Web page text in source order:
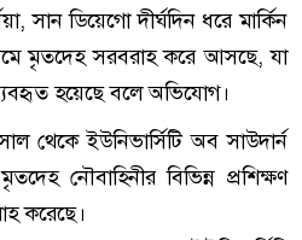
সান ডিয়েগো দীর্ঘদিন ধরে মার্কিন
মৃতদেহ সরবরাহ করে আসছে, যা
হয়েছে বলে অভিযোগ।
থেকে ইউনিভার্সিটি অব সাউদার্ন
নৌবাহিনীর বিভিন্ন প্রশিক্ষণ
করেছে।